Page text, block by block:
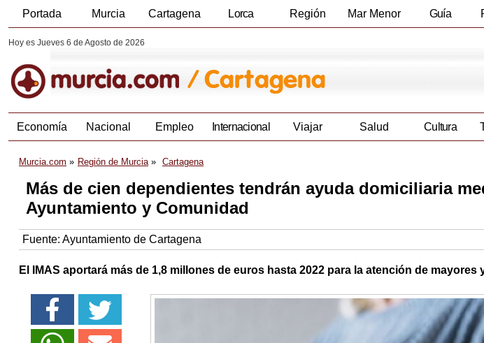
Portada Murcia Cartagena Lorca Región Mar Menor Guía
Hoy es Jueves 6 de Agosto de 2026
Economía Nacional Empleo Internacional Viajar Salud Cultura
Murcia.com Región de Murcia Cartagena
Más de cien dependientes tendrán ayuda domiciliaria
Ayuntamiento y Comunidad
Fuente: Ayuntamiento de Cartagena
El IMAS aportará más de 1,8 millones de euros hasta 2022 para la atención de